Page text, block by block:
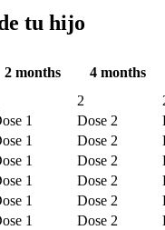
tu hijo
2 months
4 months
2
1 Dose 2
1 Dose 2
1 Dose 2
1 Dose 2
1 Dose 2
1 Dose 2